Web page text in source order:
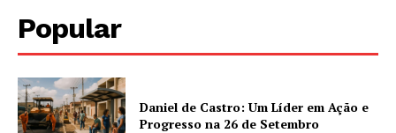
Popular
Daniel de Castro: Um Líder em Ação e
Progresso na 26 de Setembro